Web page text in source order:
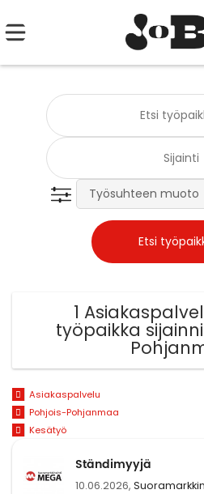
Työsuhteen muoto
1
työpaikka
Asiakaspalvelu
Pohjois-Pohjanmaa
Kesätyö
Ständimyyjä
10.06.2026,